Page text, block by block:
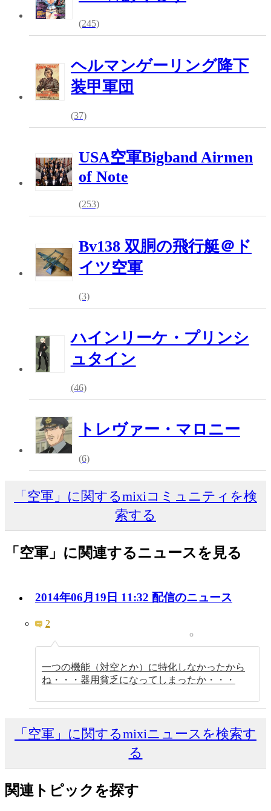
(245)
ヘルマンゲーリング降下
装甲軍団
(37)
USA空軍Bigband Airmen
of Note
(253)
Bv138 双胴の飛行艇＠ド
イツ空軍
(3)
ハインリーケ・プリンシ
ュタイン
(46)
トレヴァー・マロニー
(6)
「空軍」に関するmixiコミュニティを検
索する
「空軍」に関連するニュースを見る
2014年06月19日 11:32 配信のニュース
2
一つの機能（対空とか）に特化しなかったから
ね・・・器用貧乏になってしまったか・・・
「空軍」に関するmixiニュースを検索す
る
関連トピックを探す